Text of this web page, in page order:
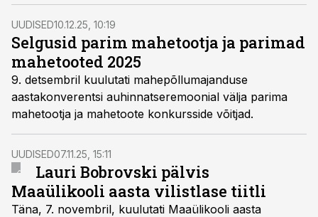
UUDISED10.12.25, 10:19
Selgusid parim mahetootja ja parimad
mahetooted 2025
9. detsembril kuulutati mahepõllumajanduse
aastakonverentsi auhinnatseremoonial välja parima
mahetootja ja mahetoote konkursside võitjad.
UUDISED07.11.25, 15:11
Lauri Bobrovski pälvis
Maaülikooli aasta vilistlase tiitli
Täna, 7. novembril, kuulutati Maaülikooli aasta